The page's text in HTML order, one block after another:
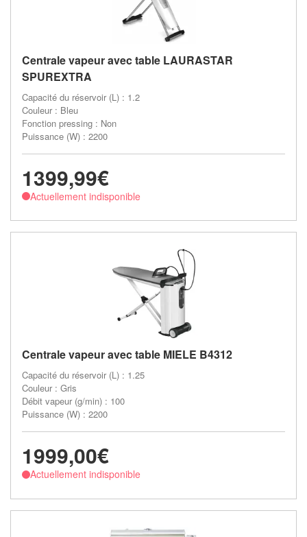
Centrale vapeur avec table LAURASTAR
SPUREXTRA
Capacité du réservoir (L) : 1.2
Couleur : Bleu
Fonction pressing : Non
Puissance (W) : 2200
1399,99€
Actuellement indisponible
Centrale vapeur avec table MIELE B4312
Capacité du réservoir (L) : 1.25
Couleur : Gris
Débit vapeur (g/min) : 100
Puissance (W) : 2200
1999,00€
Actuellement indisponible